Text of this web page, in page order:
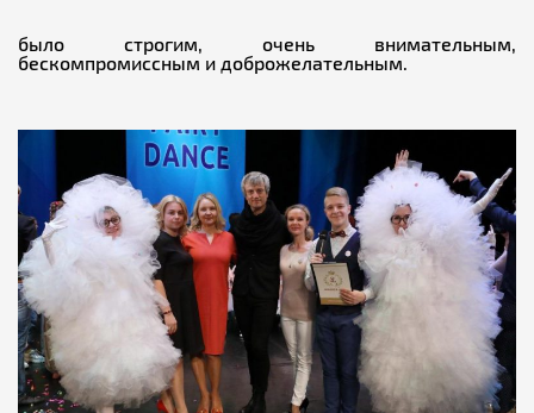
было строгим, очень внимательным,
бескомпромиссным и доброжелательным.